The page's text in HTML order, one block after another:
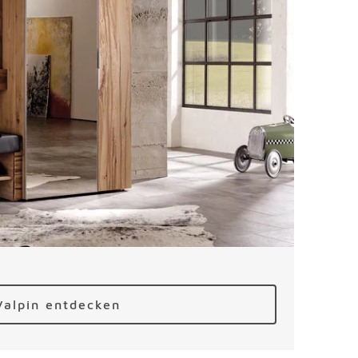
entdecken